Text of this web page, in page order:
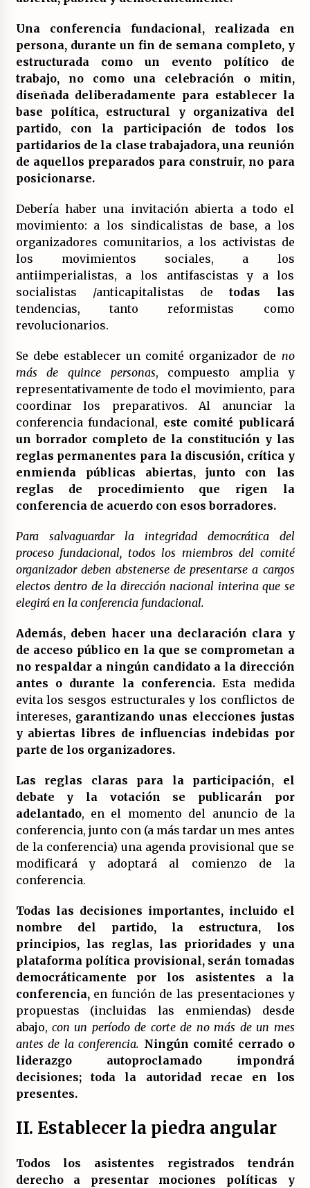
Una conferencia fundacional, realizada en
persona, durante un fin de semana completo, y
estructurada como un evento político de
trabajo, no como una celebración o mitin,
diseñada deliberadamente para establecer la
base política, estructural y organizativa del
partido, con la participación de todos los
partidarios de la clase trabajadora, una reunión
de aquellos preparados para construir, no para
posicionarse.
Debería haber una invitación abierta a todo el
movimiento: a los sindicalistas de base, a los
organizadores comunitarios, a los activistas de
los movimientos sociales, a los
antiimperialistas, a los antifascistas y a los
socialistas /anticapitalistas detodas las
tendencias, tanto reformistas como
revolucionarios.
Se debe establecer un comité organizador de no
más de quince personas, compuesto amplia y
representativamente de todo el movimiento, para
coordinar los preparativos. Al anunciar la
conferencia fundacional, este comité publicará
un borrador completo de la constitución y las
reglas permanentes para la discusión, crítica y
enmienda públicas abiertas, junto con las
reglas de procedimiento que rigen la
conferencia de acuerdo con esos borradores.
Para salvaguardar la integridad democrática del
proceso fundacional, todos los miembros del comité
organizador deben abstenerse de presentarse a cargos
electos dentro de la dirección nacional interina que se
elegirá en la conferencia fundacional.
Además, deben hacer una declaración clara y
de acceso público en la que se comprometan a
no respaldar a ningún candidato a la dirección
antes o durante la conferencia.Esta medida
evita los sesgos estructurales y los conflictos de
intereses, garantizando unas elecciones justas
y abiertas libres de influencias indebidas por
parte de los organizadores.
Las reglas claras para la participación, el
debate y la votación se publicarán por
adelantado, en el momento del anuncio de la
conferencia, junto con (a más tardar un mes antes
de la conferencia) una agenda provisional que se
modificará y adoptará al comienzo de la
conferencia.
Todas las decisiones importantes, incluido el
nombre del partido, la estructura, los
principios, las reglas, las prioridades y una
plataforma política provisional, serán tomadas
democráticamente por los asistentes a la
conferencia,en función de las presentaciones y
propuestas (incluidas las enmiendas) desde
abajo, con un período de corte de no más de un mes
antes de la conferencia. Ningún comité cerrado o
liderazgo autoproclamado impondrá
decisiones; toda la autoridad recae en los
presentes.
II. Establecer la piedra angular
Todos los asistentes registrados tendrán
derecho a presentar mociones políticas y